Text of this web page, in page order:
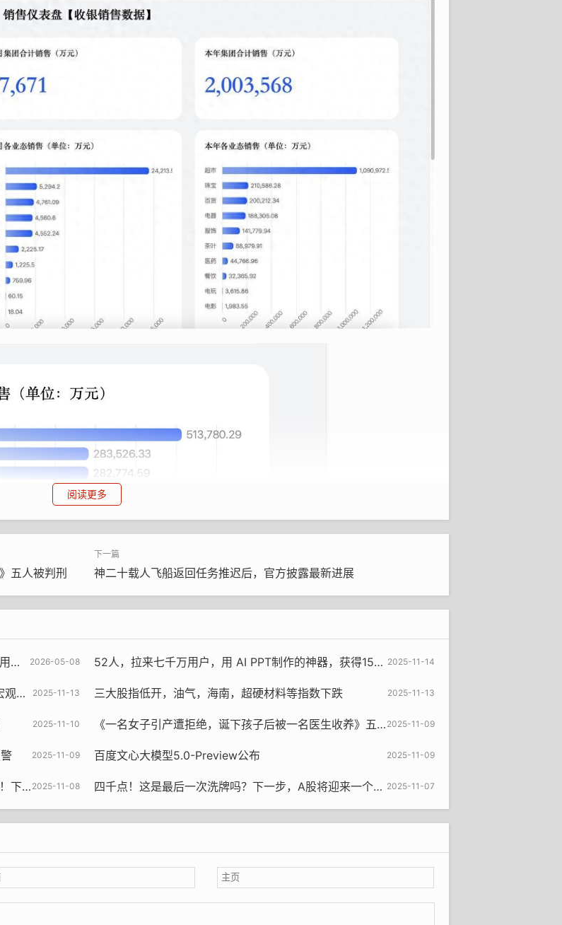
以超过109亿的销售额位居榜首。从今年胖东来的单店销售额来看，时代广场的销售
非常好，八天时间，公司的总销售额达到了8.2亿。
阅读更多
五人被判刑 神二十载人飞船返回任务推迟后，官方披露最新进展
2026-05-08 2025-11-14
52人，拉来七千万用户，用 AI PPT制作的神器，获得150亿资金。
2025-11-13
瞻 2025-11-13
三大股指低开，油气，海南，超硬材料等指数下跌
2025-11-10 2025-11-09
《一名女子引产遭拒绝，诞下孩子后被一名医生收养》五人被判刑
2025-11-09 2025-11-09
百度文心大模型5.0-Preview公布
2025-11-08
何？ 2025-11-07
四千点！这是最后一次洗牌吗？下一步，A股将迎来一个新的行情